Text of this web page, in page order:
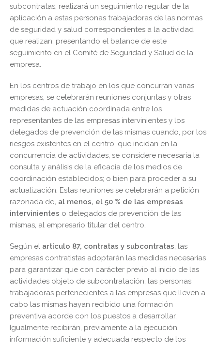
subcontratas, realizará un seguimiento regular de la
aplicación a estas personas trabajadoras de las normas
de seguridad y salud correspondientes a la actividad
que realizan, presentando el balance de este
seguimiento en el Comité de Seguridad y Salud de la
empresa.
En los centros de trabajo en los que concurran varias
empresas, se celebrarán reuniones conjuntas y otras
medidas de actuación coordinada entre los
representantes de las empresas intervinientes y los
delegados de prevención de las mismas cuando, por los
riesgos existentes en el centro, que incidan en la
concurrencia de actividades, se considere necesaria la
consulta y análisis de la eficacia de los medios de
coordinación establecidos; o bien para proceder a su
actualización. Estas reuniones se celebrarán a petición
razonada de, al menos, el 50 % de las empresas
intervinientes o delegados de prevención de las
mismas, al empresario titular del centro.
Según el artículo 87, contratas y subcontratas, las
empresas contratistas adoptarán las medidas necesarias
para garantizar que con carácter previo al inicio de las
actividades objeto de subcontratación, las personas
trabajadoras pertenecientes a las empresas que lleven a
cabo las mismas hayan recibido una formación
preventiva acorde con los puestos a desarrollar.
Igualmente recibirán, previamente a la ejecución,
información suficiente y adecuada respecto de los